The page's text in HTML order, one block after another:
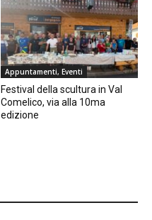
Appuntamenti, Eventi
Festival della scultura in Val
Comelico, via alla 10ma
edizione